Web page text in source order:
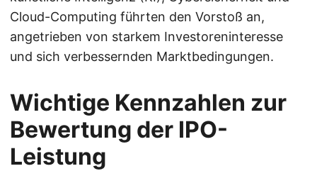
Cloud-Computing führten den Vorstoß an,
angetrieben von starkem Investoreninteresse
und sich verbessernden Marktbedingungen.
Wichtige Kennzahlen zur
Bewertung der IPO-
Leistung